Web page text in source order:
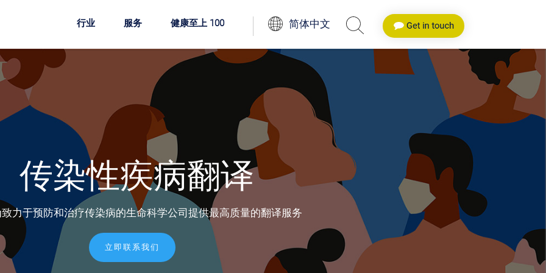
行业 服务 健康至上 100 简体中文
传染性疾病翻译
力于预防和治疗传染病的生命科学公司提供最高质量的翻译服务
立即联系我们